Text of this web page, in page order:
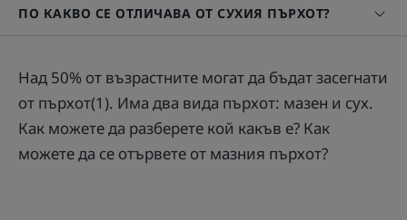
ПО КАКВО СЕ ОТЛИЧАВА ОТ СУХИЯ ПЪРХОТ?
Над 50% от възрастните могат да бъдат засегнати
от пърхот(1). Има два вида пърхот: мазен и сух.
Как можете да разберете кой какъв е? Как
можете да се отървете от мазния пърхот?